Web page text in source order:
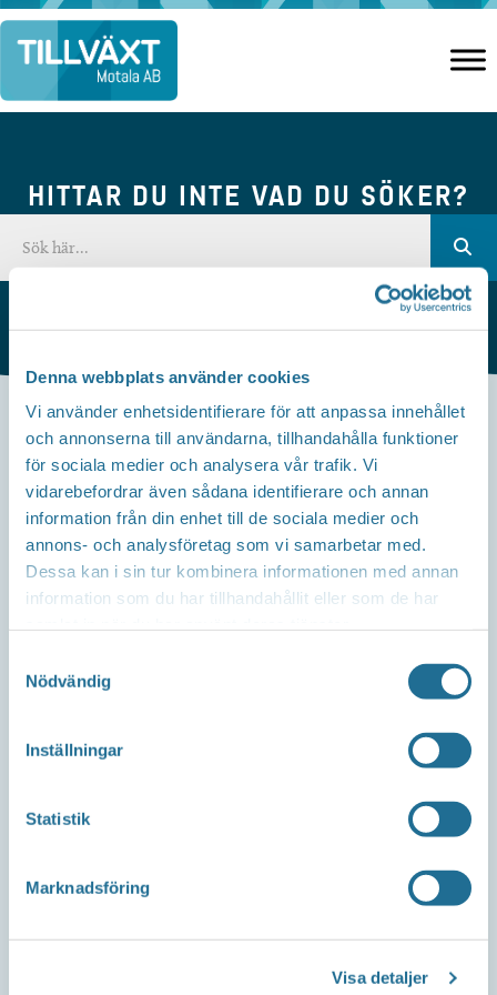
Denna webbplats använder cookies
Vi använder enhetsidentifierare för att anpassa innehållet
och annonserna till användarna, tillhandahålla funktioner
för sociala medier och analysera vår trafik. Vi
vidarebefordrar även sådana identifierare och annan
information från din enhet till de sociala medier och
annons- och analysföretag som vi samarbetar med.
Dessa kan i sin tur kombinera informationen med annan
information som du har tillhandahållit eller som de har
Nödvändig
Inställningar
Statistik
Marknadsföring
Visa detaljer
Hoppa
till
innehåll
HITTAR DU INTE VAD DU SÖKER?
Kontakta oss
Besöksadress
Repslagaregatan 13C
591 30 Motala